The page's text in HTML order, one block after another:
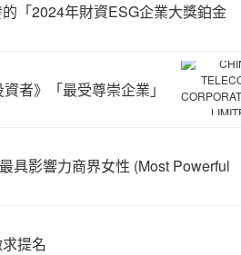
「2024年財資ESG企業大獎鉑金
者》「最受尊崇企業」
具影響力商界女性 (Most Powerful
提名